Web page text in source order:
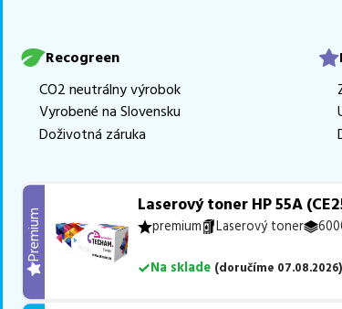
Ak si pri
najlepšie
Recogreen
CO2 neutrálny výrobok
Vyrobené na Slovensku
Doživotná záruka
Premium
Laserový toner HP 55A
premium Laserový toner
Na sklade (doručíme 07.08.2026)